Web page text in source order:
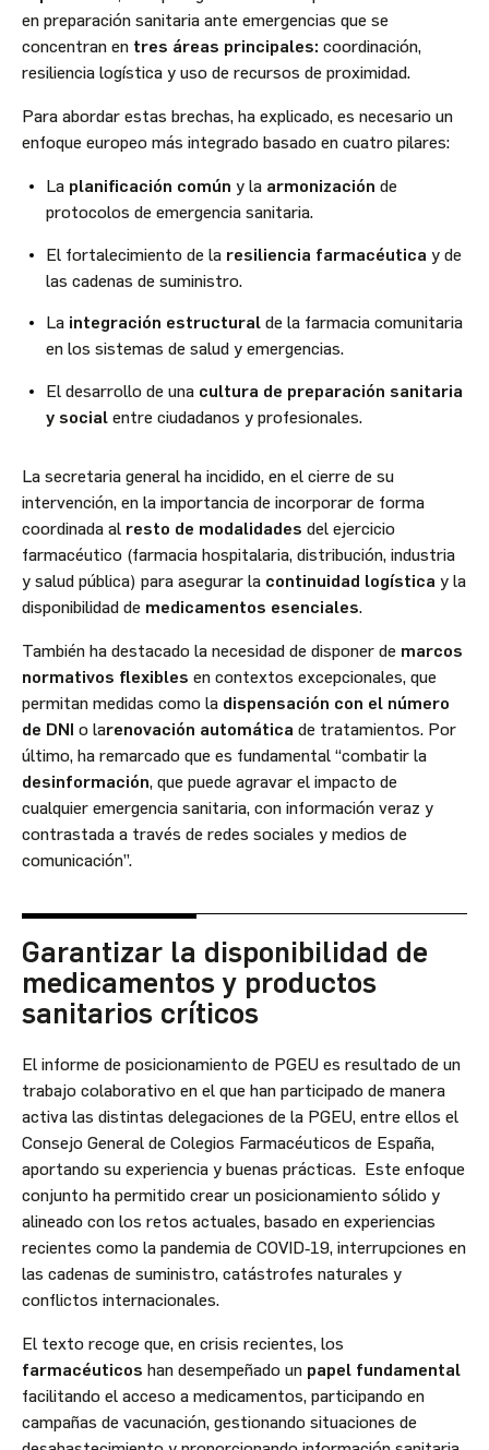
en preparación sanitaria ante emergencias que se
concentran en tres áreas principales: coordinación,
resiliencia logística y uso de recursos de proximidad.
Para abordar estas brechas, ha explicado, es necesario un
enfoque europeo más integrado basado en cuatro pilares:
La planificación común y la armonización de
protocolos de emergencia sanitaria.
El fortalecimiento de la resiliencia farmacéutica y de
las cadenas de suministro.
La integración estructuralde la farmacia comunitaria
en los sistemas de salud y emergencias.
El desarrollo de una cultura de preparación sanitaria
y socialentre ciudadanos y profesionales.
La secretaria general ha incidido, en el cierre de su
intervención, en la importancia de incorporar de forma
coordinada al resto de modalidades del ejercicio
farmacéutico ­­(farmacia hospitalaria, distribución, industria
y salud pública) para asegurar la continuidad logística y la
disponibilidad de medicamentos esenciales.
También ha destacado la necesidad de disponer de marcos
normativos flexibles en contextos excepcionales, que
permitan medidas como la dispensación con el número
de DNI o larenovación automática de tratamientos. Por
último, ha remarcado que es fundamental “combatir la
desinformación, que puede agravar el impacto de
cualquier emergencia sanitaria, con información veraz y
contrastada a través de redes sociales y medios de
comunicación”.
Garantizar la disponibilidad de
medicamentos y productos
sanitarios críticos
El informe de posicionamiento de PGEU es resultado de un
trabajo colaborativo en el que han participado de manera
activa las distintas delegaciones de la PGEU, entre ellos el
Consejo General de Colegios Farmacéuticos de España,
aportando su experiencia y buenas prácticas. Este enfoque
conjunto ha permitido crear un posicionamiento sólido y
alineado con los retos actuales, basado en experiencias
recientes como la pandemia de COVID‑19, interrupciones en
las cadenas de suministro, catástrofes naturales y
conflictos internacionales.
El texto recoge que, en crisis recientes, los
farmacéuticos han desempeñado un papel fundamental
facilitando el acceso a medicamentos, participando en
campañas de vacunación, gestionando situaciones de